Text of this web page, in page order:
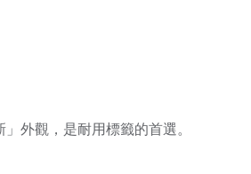
外觀，是耐用標籤的首選。